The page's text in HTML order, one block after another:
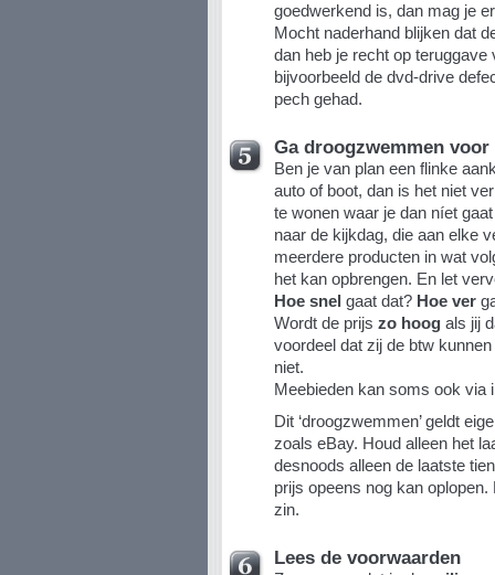
goedwerkend is, dan mag je
Mocht naderhand blijken dat
dan heb je recht op teruggave
bijvoorbeeld de dvd-drive
pech gehad.
Ga droogzwemmen
Ben je van plan een flinke
auto of boot, dan is het niet
te wonen waar je dan níet
naar de kijkdag, die aan elke
meerdere producten in wat
het kan opbrengen. En let
Hoe snel gaat dat? Hoe ver
Wordt de prijs zo hoogals jij
voordeel dat zij de btw
niet.
Meebieden kan soms ook via
Dit ‘droogzwemmen’ geldt
zoals eBay. Houd alleen het
desnoods alleen de laatste
prijs opeens nog kan
zin.
Lees de voorwaarden